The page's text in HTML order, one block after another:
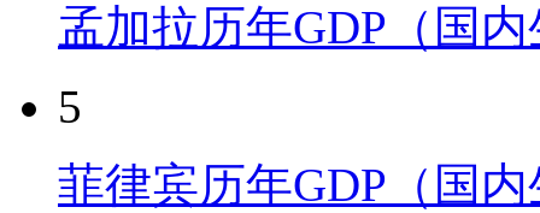
孟加拉历年GDP（国
5
菲律宾历年GDP（国